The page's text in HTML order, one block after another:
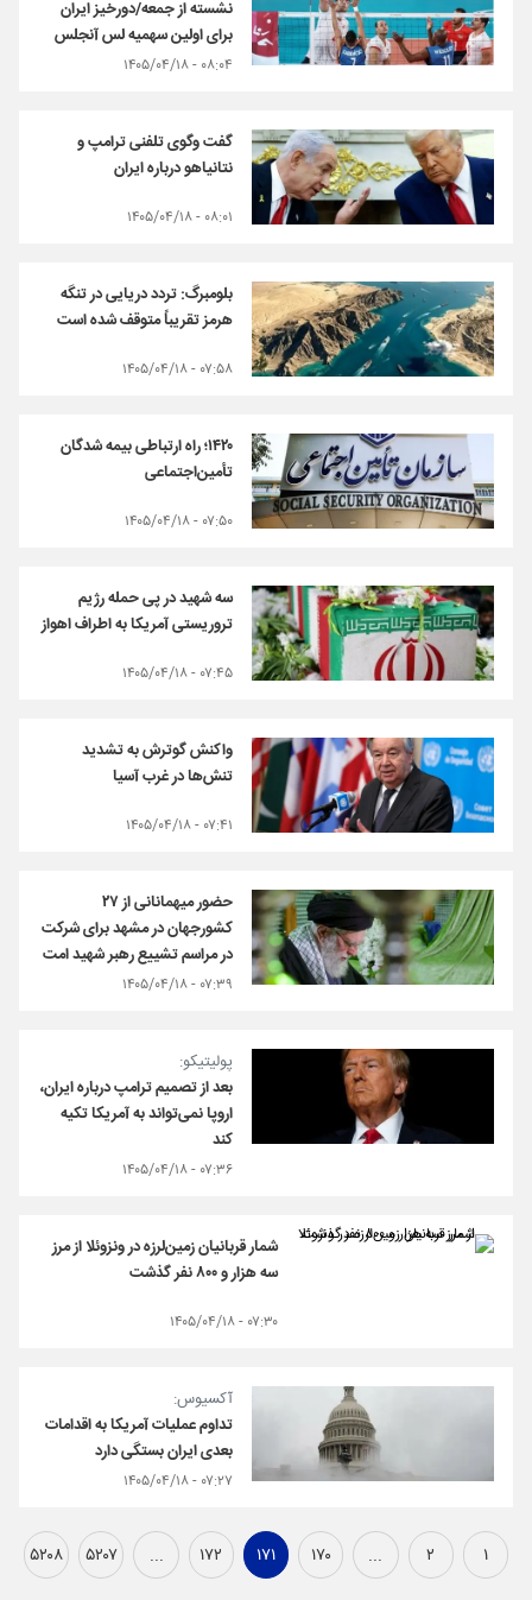
نشسته از جمعه/دورخیز ایران
برای اولین سهمیه لس آنجلس
۰۸:۰۴ - ۱۴۰۵/۰۴/۱۸
گفت وگوی تلفنی ترامپ و
نتانیاهو درباره ایران
۰۸:۰۱ - ۱۴۰۵/۰۴/۱۸
بلومبرگ: تردد دریایی در تنگه
هرمز تقریباً متوقف شده است
۰۷:۵۸ - ۱۴۰۵/۰۴/۱۸
۱۴۲۰؛ راه ارتباطی بیمه شدگان
تأمین‌اجتماعی
۰۷:۵۰ - ۱۴۰۵/۰۴/۱۸
سه شهید در پی حمله رژیم
تروریستی آمریکا به اطراف اهواز
۰۷:۴۵ - ۱۴۰۵/۰۴/۱۸
واکنش گوترش به تشدید
تنش‌ها در غرب آسیا
۰۷:۴۱ - ۱۴۰۵/۰۴/۱۸
حضور میهمانانی از ۲۷
کشورجهان در مشهد برای شرکت
در مراسم تشییع رهبر شهید امت
۰۷:۳۹ - ۱۴۰۵/۰۴/۱۸
پولیتیکو:
بعد از تصمیم ترامپ درباره ایران،
اروپا نمی‌تواند به آمریکا تکیه
کند
۰۷:۳۶ - ۱۴۰۵/۰۴/۱۸
شمار قربانیان زمین‌لرزه در ونزوئلا از مرز
سه هزار و ۸۰۰ نفر گذشت
۰۷:۳۰ - ۱۴۰۵/۰۴/۱۸
آکسیوس:
تداوم عملیات آمریکا به اقدامات
بعدی ایران بستگی دارد
۰۷:۲۷ - ۱۴۰۵/۰۴/۱۸
۱ ۲ ... ۱۷۰ ۱۷۱ ۱۷۲ ... ۵۲۰۷ ۵۲۰۸